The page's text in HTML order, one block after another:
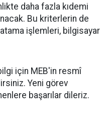
daha fazla kıdemi
Bu kriterlerin de
işlemleri, bilgisayar
için MEB'in resmî
Yeni görev
başarılar dileriz.